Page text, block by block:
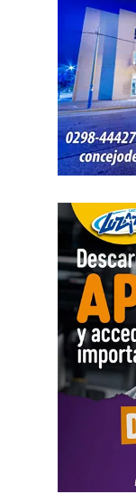
Como parte de la
mantiene
agencias de
permitan
herramientas de
Río Negro.
La agenda de
Embajada
comitiva se
acompaña la
organismos